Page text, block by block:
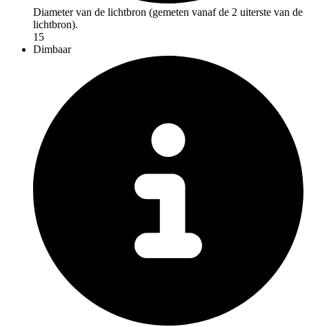
Diameter van de lichtbron (gemeten vanaf de 2 uiterste van de
lichtbron).
15
Dimbaar